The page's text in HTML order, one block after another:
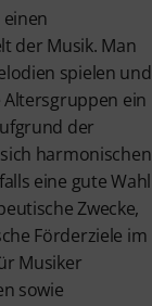
der Musik. Man
spielen und
ein
der
harmonischen
eine gute Wahl
Zwecke,
Förderziele im
Musiker
sowie